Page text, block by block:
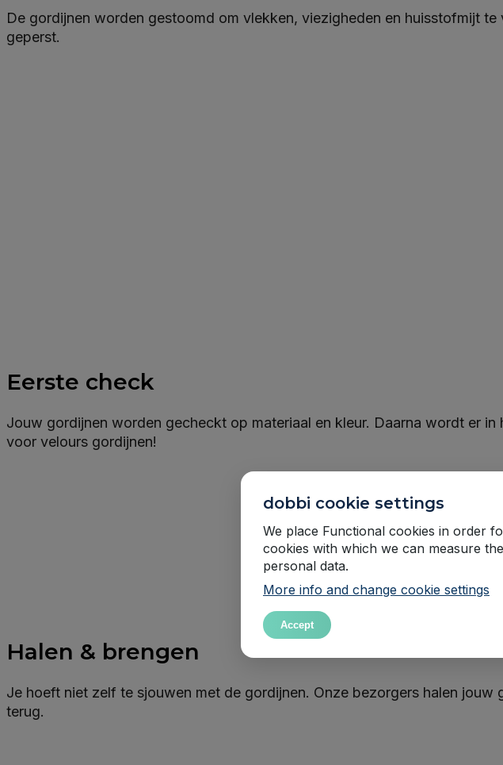
dobbi cookie settings
We place Functional cookies in order
cookies with which we can measure
personal data.
More info and change cookie settings
Accept
De gordijnen worden gestoomd om vlekken, viezigheden en huisstofmijt
geperst.
Eerste check
Jouw gordijnen worden gecheckt op materiaal en kleur. Daarna wordt er
voor velours gordijnen!
Halen & brengen
Je hoeft niet zelf te sjouwen met de gordijnen. Onze bezorgers halen
terug.